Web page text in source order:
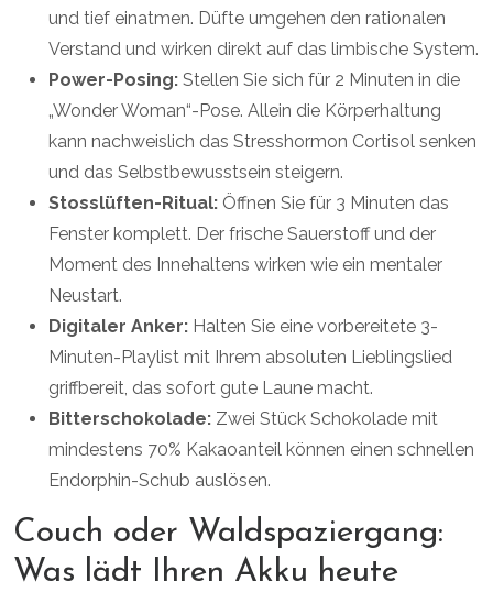
und tief einatmen. Düfte umgehen den rationalen
Verstand und wirken direkt auf das limbische System.
Power-Posing: Stellen Sie sich für 2 Minuten in die
„Wonder Woman“-Pose. Allein die Körperhaltung
kann nachweislich das Stresshormon Cortisol senken
und das Selbstbewusstsein steigern.
Stosslüften-Ritual: Öffnen Sie für 3 Minuten das
Fenster komplett. Der frische Sauerstoff und der
Moment des Innehaltens wirken wie ein mentaler
Neustart.
Digitaler Anker: Halten Sie eine vorbereitete 3-
Minuten-Playlist mit Ihrem absoluten Lieblingslied
griffbereit, das sofort gute Laune macht.
Bitterschokolade: Zwei Stück Schokolade mit
mindestens 70% Kakaoanteil können einen schnellen
Endorphin-Schub auslösen.
Couch oder Waldspaziergang:
Was lädt Ihren Akku heute